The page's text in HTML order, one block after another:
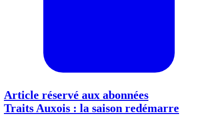
Article réservé aux abonnées
Traits Auxois : la saison redémarre